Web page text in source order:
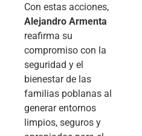
Con estas acciones,
Alejandro Armenta
reafirma su
compromiso con la
seguridad y el
bienestar de las
familias poblanas al
generar entornos
limpios, seguros y